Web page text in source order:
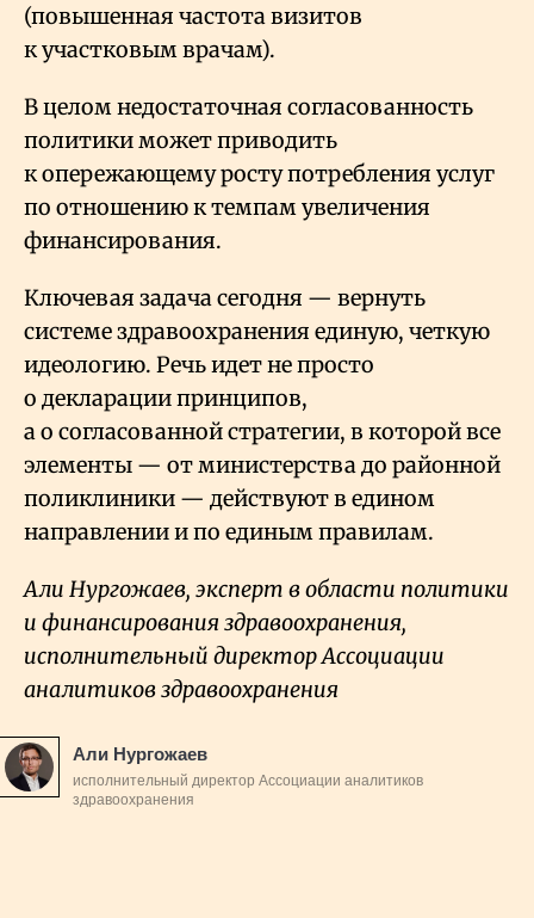
(повышенная частота визитов
к участковым врачам).
В целом недостаточная согласованность
политики может приводить
к опережающему росту потребления услуг
по отношению к темпам увеличения
финансирования.
Ключевая задача сегодня — вернуть
системе здравоохранения единую, четкую
идеологию. Речь идет не просто
о декларации принципов,
а о согласованной стратегии, в которой все
элементы — от министерства до районной
поликлиники — действуют в едином
направлении и по единым правилам.
Али Нургожаев, эксперт в области политики
и финансирования здравоохранения,
исполнительный директор Ассоциации
аналитиков здравоохранения
Али Нургожаев
исполнительный директор Ассоциации аналитиков
здравоохранения